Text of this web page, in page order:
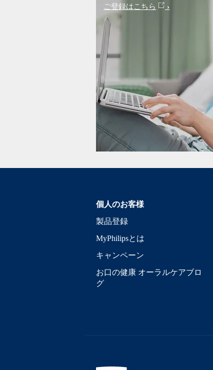
ご登録はこちら
個人のお客様
製品登録
MyPhilipsとは
キャンペーン
お口の健康 オーラルケアブロ
グ